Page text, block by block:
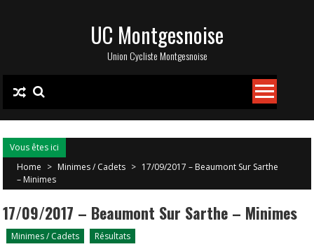
UC Montgesnoise
Union Cycliste Montgesnoise
Vous êtes ici
Home > Minimes / Cadets > 17/09/2017 – Beaumont Sur Sarthe
– Minimes
17/09/2017 – Beaumont Sur Sarthe – Minimes
Minimes / Cadets Résultats